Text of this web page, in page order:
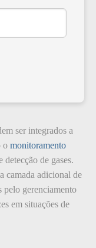
ser integrados a
o monitoramento
de gases.
camada adicional de
pelo gerenciamento
em situações de